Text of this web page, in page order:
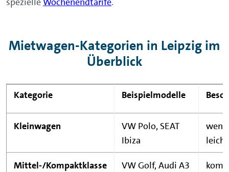
Mietwagen-Kategorien in Leipzig im
Überblick
Kategorie Beispielmodelle
Kleinwagen
VW Polo, SEAT
Ibiza
Mittel-/Kompaktklasse VW Golf, Audi A3